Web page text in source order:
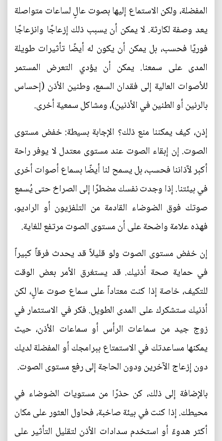
المفضلة، ولكن الاستماع إليها بصوت عالٍ لساعات متواصلة
يعد وصفة لكارثة. لا يمكن أن يسبب ذلك إزعاجًا وانزعاجًا
فوريًا فحسب، بل يمكن أن يكون له أيضًا تأثيرات طويلة
المدى على سمعنا. يمكن أن يؤدي التعرض المستمر
للأصوات العالية إلى فقدان السمع، وطنين الأذن (إحساس
بالرنين أو الطنين في الأذنين)، ومشاكل سمعية أخرى.
إذن، كيف يمكننا منع ذلك؟ الإجابة بسيطة: خفض مستوى
الصوت. إن إبقاء الصوت عند مستوى معتدل لا يوفر راحة
أكبر لآذاننا فحسب، بل يسمح لنا أيضًا بسماع أصوات أخرى
في بيئتنا. إذا وجدت نفسك مضطرًا إلى الصراخ حتى يُسمع
صوتك فوق الضوضاء القادمة من التلفزيون أو الراديو،
فهذه علامة واضحة على أن مستوى الصوت مرتفع للغاية.
إن خفض مستوى الصوت ولو قليلاً قد يحدث فرقاً كبيراً
في حماية صحة أذنيك. قد يستغرق الأمر بعض الوقت
للتكيف، خاصة إذا كنت معتاداً على سماع صوت عالٍ، لكن
أذنيك ستشكرك على المدى الطويل. فكر في الاستثمار في
زوج جيد من سماعات الرأس أو سماعات الأذن، حيث
يمكنها مساعدتك في الاستمتاع ببرامجك أو المفضلة لديك
دون إزعاج الآخرين ودون الحاجة إلى رفع مستوى الصوت.
بالإضافة إلى ذلك، كن حذرًا من مستويات الضوضاء في
محيطك. إذا كنت في بيئة صاخبة، فحاول العثور على مكان
أكثر هدوءً أو استخدم سدادات الأذن لتقليل التأثير على